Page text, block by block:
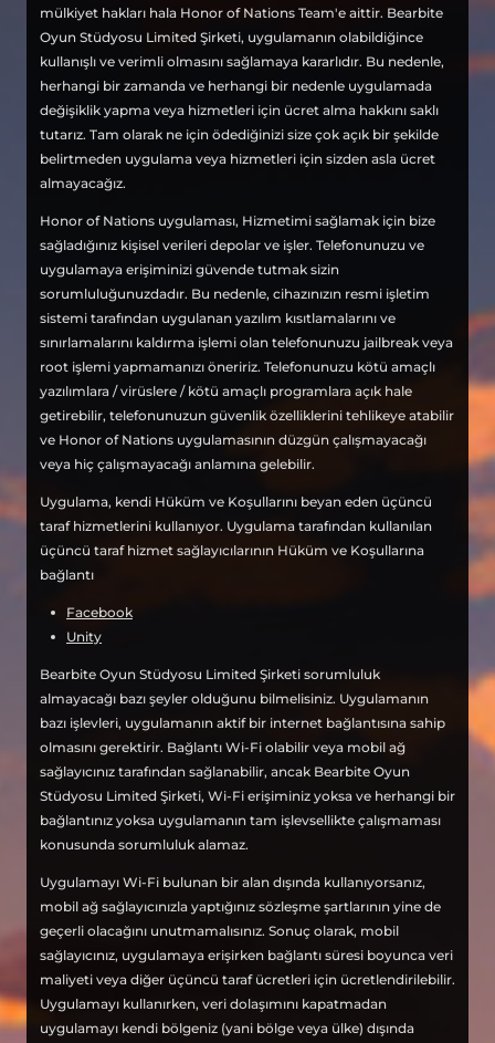
mülkiyet hakları hala Honor of Nations Team'e aittir. Bearbite
Oyun Stüdyosu Limited Şirketi, uygulamanın olabildiğince
kullanışlı ve verimli olmasını sağlamaya kararlıdır. Bu nedenle,
herhangi bir zamanda ve herhangi bir nedenle uygulamada
değişiklik yapma veya hizmetleri için ücret alma hakkını saklı
tutarız. Tam olarak ne için ödediğinizi size çok açık bir şekilde
belirtmeden uygulama veya hizmetleri için sizden asla ücret
almayacağız.
Honor of Nations uygulaması, Hizmetimi sağlamak için bize
sağladığınız kişisel verileri depolar ve işler. Telefonunuzu ve
uygulamaya erişiminizi güvende tutmak sizin
sorumluluğunuzdadır. Bu nedenle, cihazınızın resmi işletim
sistemi tarafından uygulanan yazılım kısıtlamalarını ve
sınırlamalarını kaldırma işlemi olan telefonunuzu jailbreak veya
root işlemi yapmamanızı öneririz. Telefonunuzu kötü amaçlı
yazılımlara / virüslere / kötü amaçlı programlara açık hale
getirebilir, telefonunuzun güvenlik özelliklerini tehlikeye atabilir
ve Honor of Nations uygulamasının düzgün çalışmayacağı
veya hiç çalışmayacağı anlamına gelebilir.
Uygulama, kendi Hüküm ve Koşullarını beyan eden üçüncü
taraf hizmetlerini kullanıyor. Uygulama tarafından kullanılan
üçüncü taraf hizmet sağlayıcılarının Hüküm ve Koşullarına
bağlantı
Facebook
Unity
Bearbite Oyun Stüdyosu Limited Şirketi sorumluluk
almayacağı bazı şeyler olduğunu bilmelisiniz. Uygulamanın
bazı işlevleri, uygulamanın aktif bir internet bağlantısına sahip
olmasını gerektirir. Bağlantı Wi-Fi olabilir veya mobil ağ
sağlayıcınız tarafından sağlanabilir, ancak Bearbite Oyun
Stüdyosu Limited Şirketi, Wi-Fi erişiminiz yoksa ve herhangi bir
bağlantınız yoksa uygulamanın tam işlevsellikte çalışmaması
konusunda sorumluluk alamaz.
Uygulamayı Wi-Fi bulunan bir alan dışında kullanıyorsanız,
mobil ağ sağlayıcınızla yaptığınız sözleşme şartlarının yine de
geçerli olacağını unutmamalısınız. Sonuç olarak, mobil
sağlayıcınız, uygulamaya erişirken bağlantı süresi boyunca veri
maliyeti veya diğer üçüncü taraf ücretleri için ücretlendirilebilir.
Uygulamayı kullanırken, veri dolaşımını kapatmadan
uygulamayı kendi bölgeniz (yani bölge veya ülke) dışında